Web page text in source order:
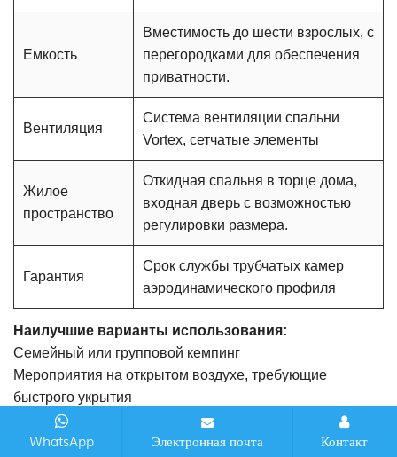
Емкость
Вместимость до шести взрослых, с
перегородками для обеспечения
приватности.
Вентиляция
Система вентиляции спальни
Vortex, сетчатые элементы
Жилое
пространство
Откидная спальня в торце дома,
входная дверь с возможностью
регулировки размера.
Гарантия
Срок службы трубчатых камер
аэродинамического профиля
Наилучшие варианты использования:
Семейный или групповой кемпинг
Мероприятия на открытом воздухе, требующие
быстрого укрытия
Временное жилое или складское помещение
Плюсы:
WhatsApp Электронная почта Контакт